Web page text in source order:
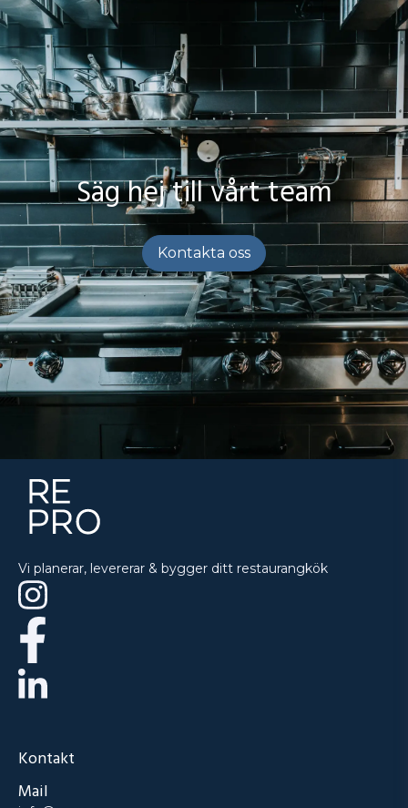
Säg hej till vårt team
Kontakta oss
Vi planerar, levererar & bygger ditt restaurangkök
Kontakt
Mail